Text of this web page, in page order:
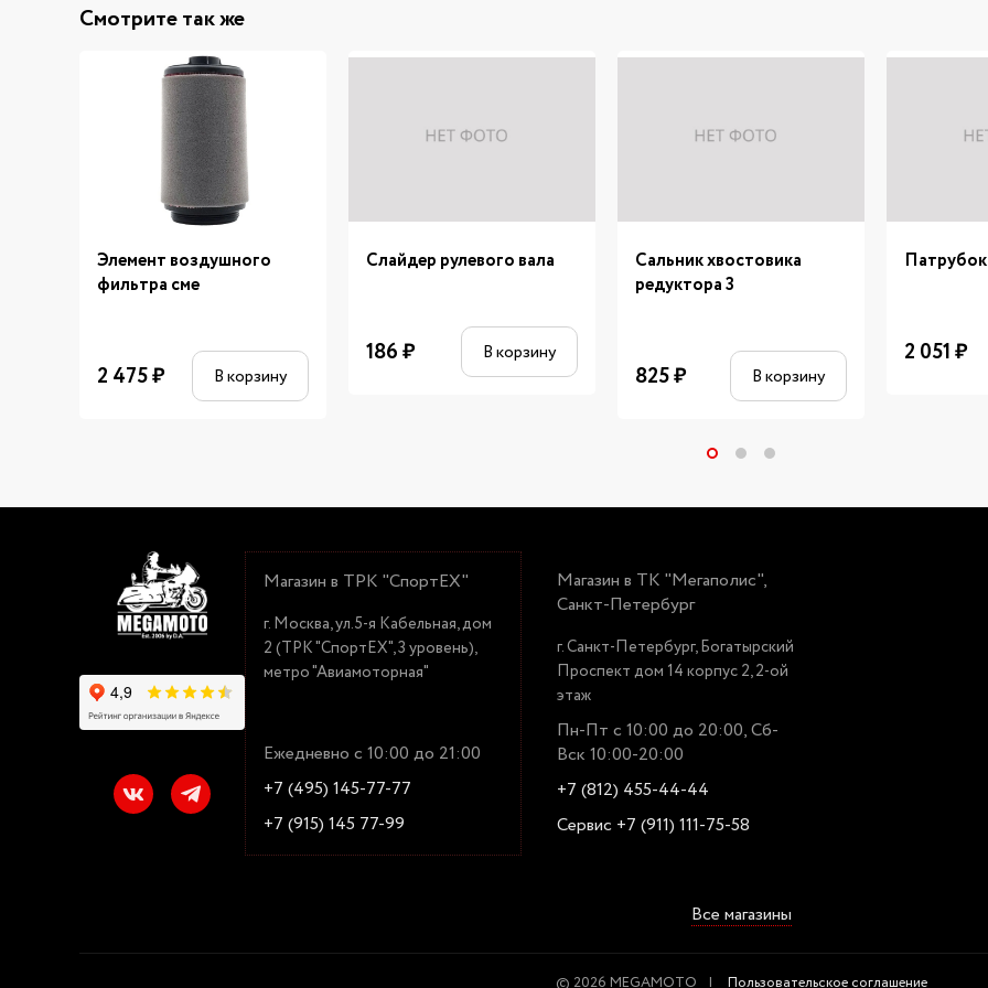
Смотрите так же
Элемент воздушного
фильтра сме
2 475₽ В корзину
Слайдер рулевого вала
186₽ В корзину
Сальник хвостовика
редуктора 3
825₽ В корзину
2 051₽
Магазин в ТРК "СпортЕХ"
г. Москва, ул.5-я Кабельная, дом
2 (ТРК "СпортЕХ", 3 уровень),
метро "Авиамоторная"
Ежедневно с 10:00 до 21:00
+7 (495) 145-77-77
+7 (915) 145 77-99
Магазин в ТК "Мегаполис",
Санкт-Петербург
г. Санкт-Петербург, Богатырский
Проспект дом 14 корпус 2, 2-ой
этаж
Пн-Пт с 10:00 до 20:00, Сб-
Вск 10:00-20:00
+7 (812) 455-44-44
Сервис +7 (911) 111-75-58
Все магазины
© 2026 MEGAMOTO Пользовательское соглашение